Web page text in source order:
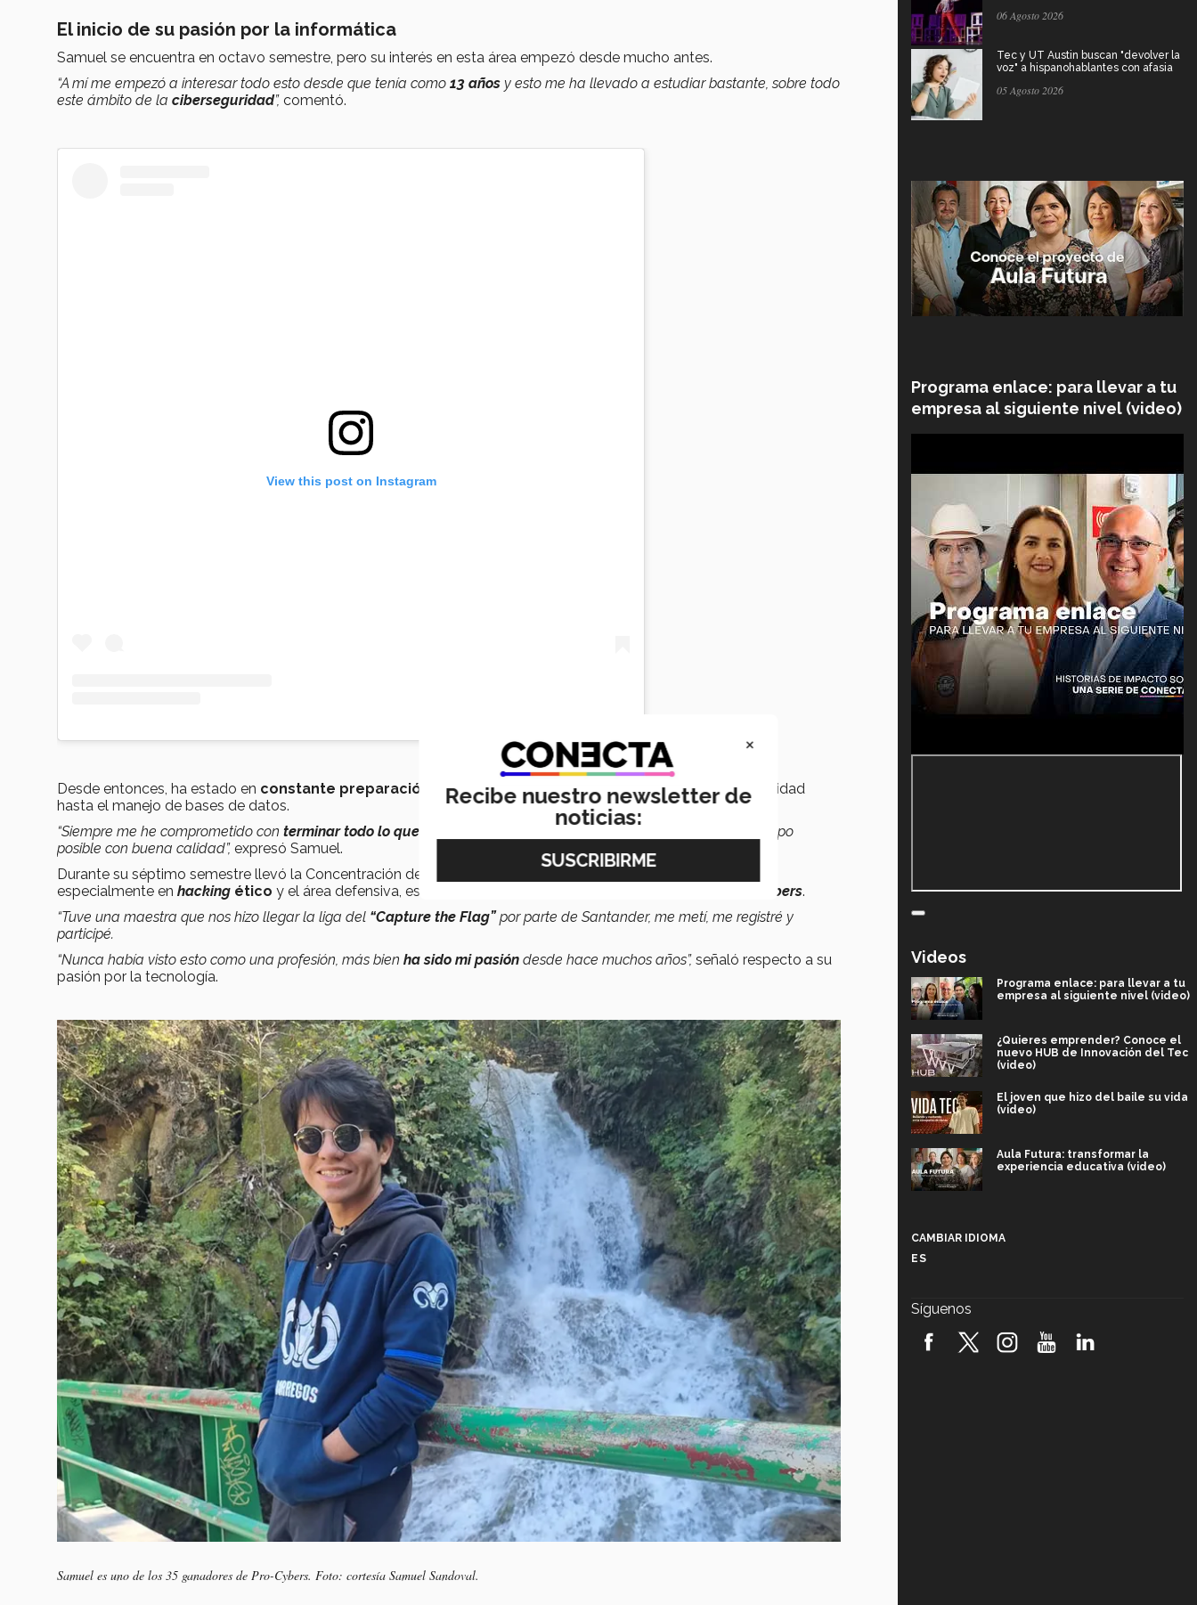
El inicio de su pasión por la informática
Samuel se encuentra en octavo semestre, pero su interés en esta área empezó desde mucho antes.
“A mí me empezó a interesar todo esto desde que tenía como 13 años y esto me ha llevado a estudiar bastante, sobre todo
este ámbito de la ciberseguridad”, comentó.
View this post on Instagram
Desde entonces, ha estado en constante preparación en distintas áreas deinformática, desde ciberseguridad
hasta el manejo de bases de datos.
“Siempre me he comprometido con terminar todo lo que empiezo
y trato de siempre entregarlo en el menor tiempo
posible con buena calidad”, expresó Samuel.
Durante su séptimo semestre llevó la Concentración de
especialmente en hacking ético y el área defensiva, es de ahí donde nació su interés por participar en Pro-Cybers.
“Tuve una maestra que nos hizo llegar la liga del “Capture the Flag”por parte de Santander, me metí, me registré y
participé.
“Nunca había visto esto como una profesión, más bien ha sido mi pasión desde hace muchos años”, señaló respecto a su
pasión por la tecnología.
Samuel es uno de los 35 ganadores de Pro-Cybers. Foto: cortesía Samuel Sandoval.
06 Agosto 2026
Tec y UT Austin buscan "devolver la
voz" a hispanohablantes con afasia
05 Agosto 2026
Programa enlace: para llevar a tu
empresa al siguiente nivel (video)
Videos
Programa enlace: para llevar a tu
empresa al siguiente nivel (video)
¿Quieres emprender? Conoce el
nuevo HUB de Innovación del Tec
(video)
El joven que hizo del baile su vida
(video)
Aula Futura: transformar la
experiencia educativa (video)
robótica FIRST 2026! (video)
CAMBIAR IDIOMA
ES
Síguenos
×
Recibe nuestro newsletter de
noticias: